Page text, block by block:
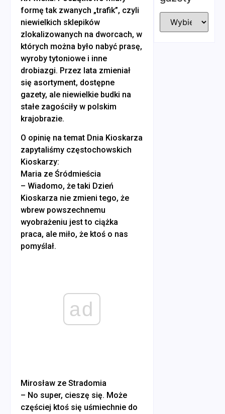
formę tak zwanych „trafik”, czyli
niewielkich sklepików
zlokalizowanych na dworcach, w
których można było nabyć prasę,
wyroby tytoniowe i inne
drobiazgi. Przez lata zmieniał
się asortyment, dostępne
gazety, ale niewielkie budki na
stałe zagościły w polskim
krajobrazie.
O opinię na temat Dnia Kioskarza
zapytaliśmy częstochowskich
Kioskarzy:
Maria ze Śródmieścia
– Wiadomo, że taki Dzień
Kioskarza nie zmieni tego, że
wbrew powszechnemu
wyobrażeniu jest to ciążka
praca, ale miło, że ktoś o nas
pomyślał.
ad
Mirosław ze Stradomia
– No super, cieszę się. Może
częściej ktoś się uśmiechnie do